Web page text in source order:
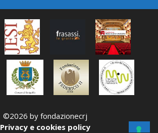
©2026 by fondazionecrj
Privacy e cookies policy